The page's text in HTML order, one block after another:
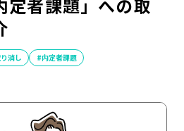
活動レポ 全て見る
どうだった？OBOG成功談
ビュー
活を振り返ってみた
グ 全て見る
、今就活でやるべきこと
定者課題」への取
消し #内定者課題